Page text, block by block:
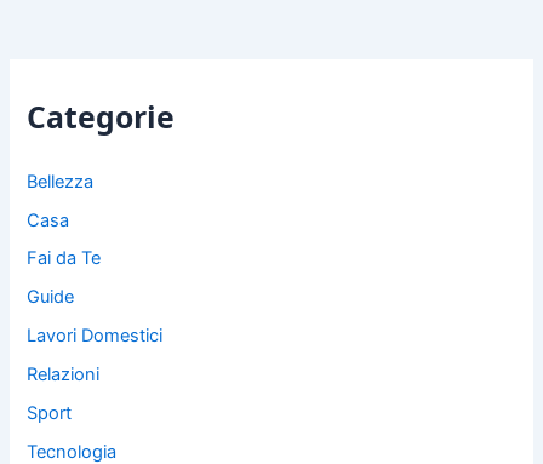
Categorie
Bellezza
Casa
Fai da Te
Guide
Lavori Domestici
Relazioni
Sport
Tecnologia